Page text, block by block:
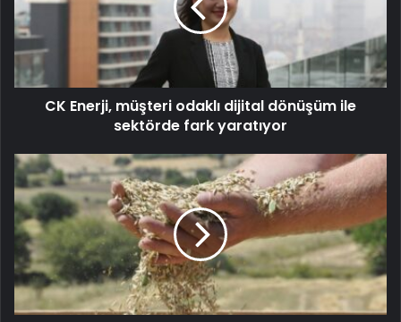
CK Enerji, müşteri odaklı dijital dönüşüm ile
sektörde fark yaratıyor